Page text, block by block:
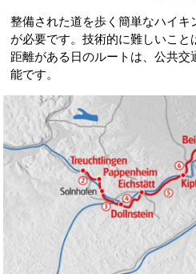
整備された道を歩く簡単なハイ
が必要です。技術的に難しいこと
距離がある日のルートは、公共
能です。